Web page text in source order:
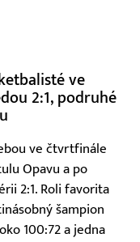
ve
2:1, podruhé
ve čtvrtfinále
Opavu a po
2:1. Roli favorita
šampion
100:72 a jedna